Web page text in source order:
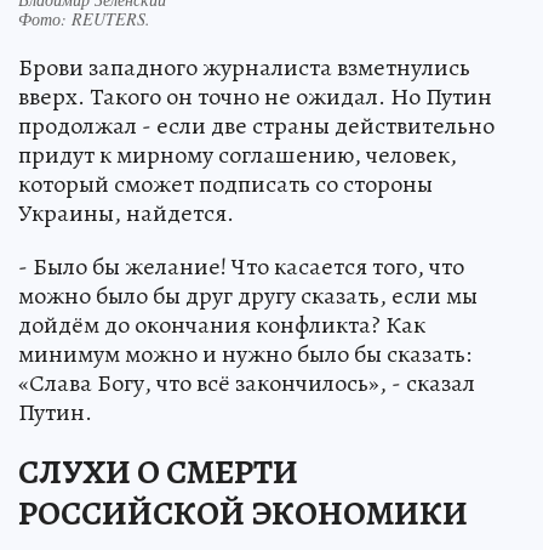
Фото: REUTERS.
Брови западного журналиста взметнулись
вверх. Такого он точно не ожидал. Но Путин
продолжал - если две страны действительно
придут к мирному соглашению, человек,
который сможет подписать со стороны
Украины, найдется.
- Было бы желание! Что касается того, что
можно было бы друг другу сказать, если мы
дойдём до окончания конфликта? Как
минимум можно и нужно было бы сказать:
«Слава Богу, что всё закончилось», - сказал
Путин.
СЛУХИ О СМЕРТИ
РОССИЙСКОЙ ЭКОНОМИКИ